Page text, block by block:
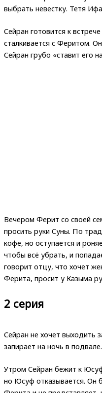
выбрать невестку. Тетя
Сейран готовится к
сталкивается с Феритом.
Сейран грубо «ставит его
Вечером Ферит со своей
просить руки Суны. По
кофе, но оступается и
чтобы всё убрать, и
говорит отцу, что хочет
Ферита, просит у Казыма
2 серия
Сейран не хочет выходить
запирает на ночь в подвале.
Утром Сейран бежит к
но Юсуф отказывается. Он